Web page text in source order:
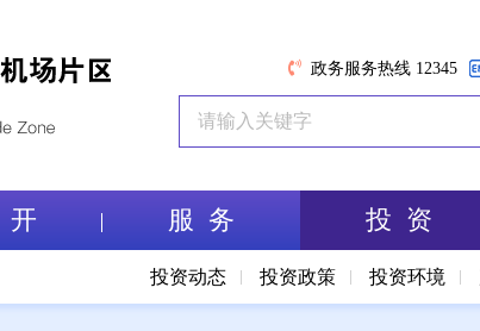
政务服务热线 12345
开 服 务 投 资
投资动态 投资政策 投资环境